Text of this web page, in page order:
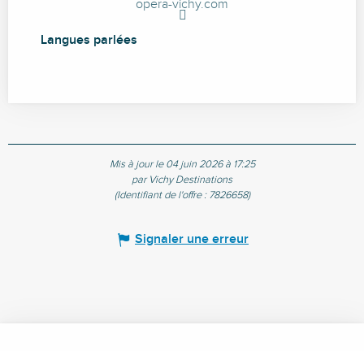
opera-vichy.com
Langues parlées
Langues parlées
Mis à jour le 04 juin 2026 à 17:25
par Vichy Destinations
(Identifiant de l'offre : 7826658)
Signaler une erreur